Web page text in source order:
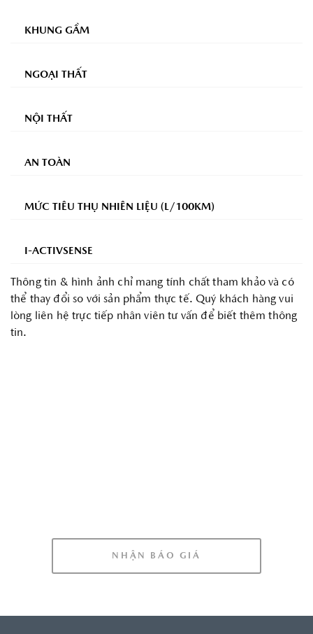
KHUNG GẦM
NGOẠI THẤT
NỘI THẤT
AN TOÀN
MỨC TIÊU THỤ NHIÊN LIỆU (L/100KM)
I-ACTIVSENSE
Thông tin & hình ảnh chỉ mang tính chất tham khảo và có
thể thay đổi so với sản phẩm thực tế. Quý khách hàng vui
lòng liên hệ trực tiếp nhân viên tư vấn để biết thêm thông
tin.
NHẬN BÁO GIÁ